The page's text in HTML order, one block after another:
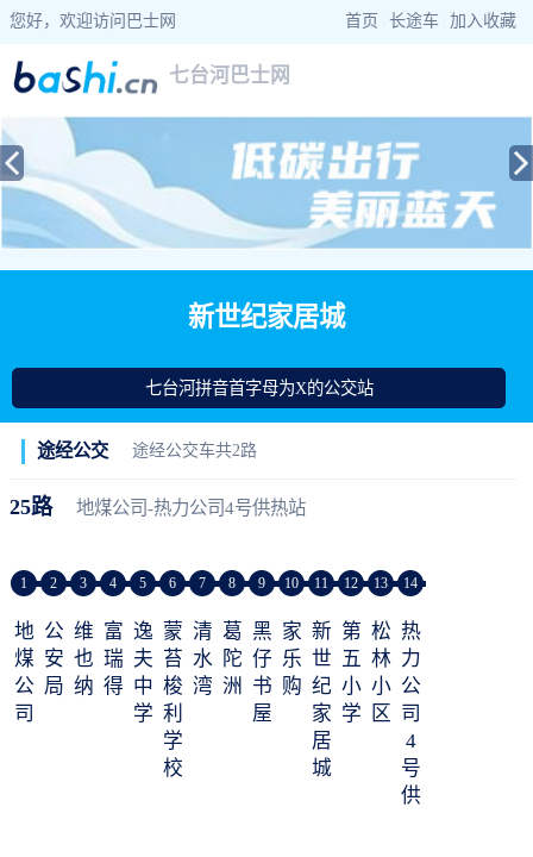
您好，欢迎访问巴士网 首页 长途车 加入收藏
七台河巴士网
当前位置： 巴士网> 黑龙江巴士> 七台河公交
新世纪家居城
七台河拼音首字母为X的公交站
途经公交 途经公交车共2路
25路 地煤公司-热力公司4号供热站
1
地
煤
公
司
2
公
安
局
3
维
也
纳
4
富
瑞
得
5
逸
夫
中
学
6
蒙
苔
梭
利
学
校
7
清
水
湾
8
葛
陀
洲
9
黑
仔
书
屋
10
家
乐
购
11
新
世
纪
家
居
城
12
第
五
小
学
13
松
林
小
区
14
热
力
公
司
4
号
供